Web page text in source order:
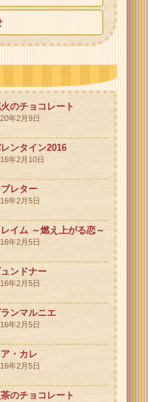
のチョコレート
年2月9日
ンタイン2016
年2月10日
レター
年2月5日
イム ～燃え上がる恋～
年2月5日
ュンドナー
年2月5日
ンマルニエ
年2月5日
・カレ
年2月5日
のチョコレート